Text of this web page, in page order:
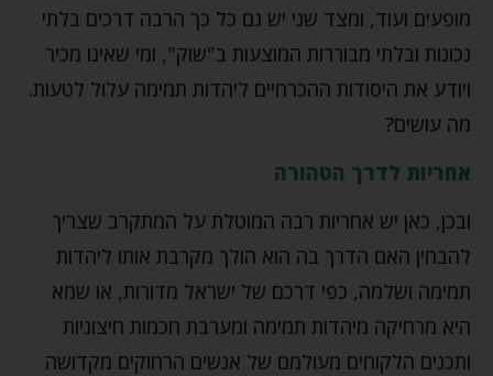
מופעים ועוד, ומצד שני יש גם כל כך הרבה דרכים בלתי
נכונות ובלתי מבוררות המוצעות ב"שוק", ומי שאינו מכיר
ויודע את היסודות ההכרחיים ליהדות תמימה עלול לטעות.
מה עושים?
אחריות לדרך הטהורה
ובכן, כאן יש אחריות רבה המוטלת על המתקרב שצריך
להבחין האם הדרך בה הוא הולך מקרבת אותו ליהדות
תמימה ושלמה, כפי דרכם של ישראל מדורות, או שמא
היא מרחיקה מיהדות תמימה ומערבת חכמות חיצוניות
ותכנים הלקוחים מעולמם של אנשים הרחוקים מקדושה